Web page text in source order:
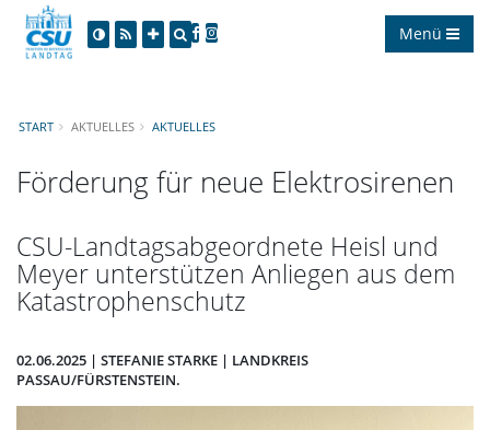
Menü
START AKTUELLES AKTUELLES
Förderung für neue Elektrosirenen
CSU-Landtagsabgeordnete Heisl und
Meyer unterstützen Anliegen aus dem
Katastrophenschutz
02.06.2025 | STEFANIE STARKE | LANDKREIS
PASSAU/FÜRSTENSTEIN.